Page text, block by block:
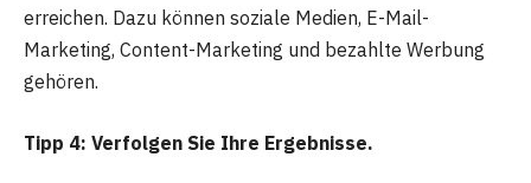
erreichen. Dazu können soziale Medien, E-Mail-
Marketing, Content-Marketing und bezahlte Werbung
gehören.
Tipp 4: Verfolgen Sie Ihre Ergebnisse.